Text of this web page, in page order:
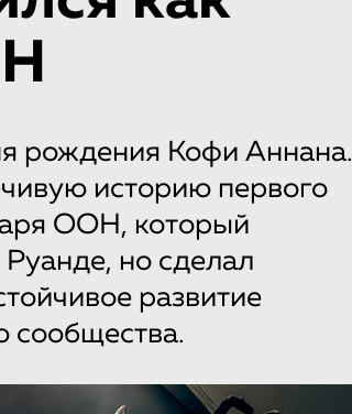
рождения Кофи Аннана.
историю первого
ООН, который
Руанде, но сделал
развитие
сообщества.